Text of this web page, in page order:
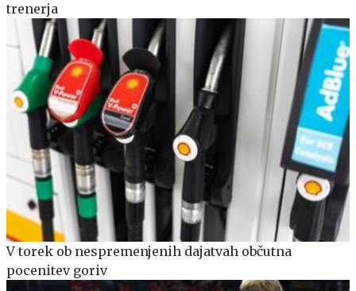
trenerja
V torek ob nespremenjenih dajatvah občutna
pocenitev goriv